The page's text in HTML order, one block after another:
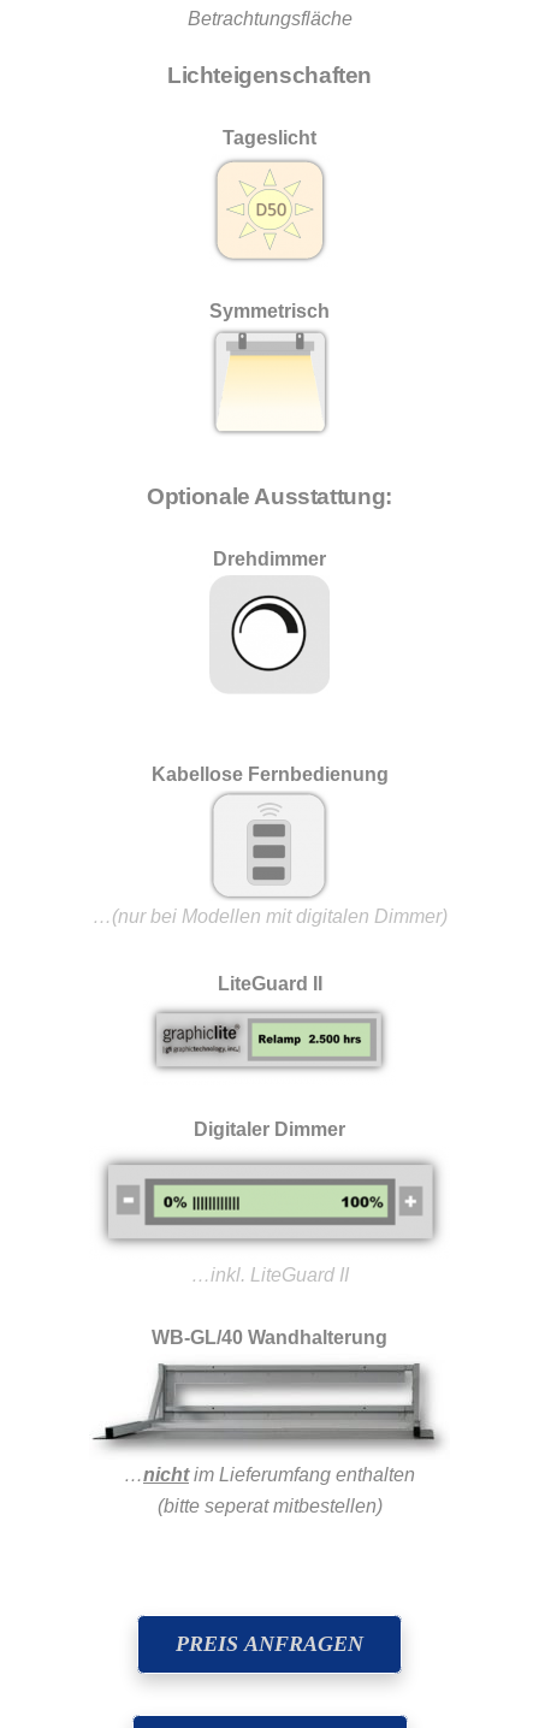
Betrachtungsfläche
Lichteigenschaften
Tageslicht
Symmetrisch
Optionale Ausstattung:
Drehdimmer
Kabellose Fernbedienung
…(nur bei Modellen mit digitalen Dimmer)
LiteGuard II
Digitaler Dimmer
…inkl. LiteGuard II
WB-GL/40 Wandhalterung
…nichtim Lieferumfang enthalten
(bitte seperat mitbestellen)
PREIS ANFRAGEN